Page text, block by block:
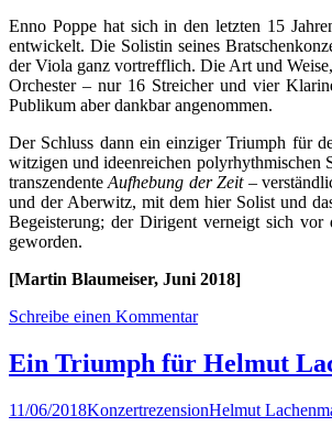
Enno Poppe hat sich in den letzten 15
entwickelt. Die Solistin seines
der Viola ganz vortrefflich. Die Art und
Orchester – nur 16 Streicher und vier
Publikum aber dankbar angenommen.
Der Schluss dann ein einziger Triumph für
witzigen und ideenreichen polyrhythmischen
transzendenteAufhebung der Zeit –
und der Aberwitz, mit dem hier Solist und
Begeisterung; der Dirigent verneigt sich
geworden.
[Martin Blaumeiser, Juni 2018]
Schreibe einen Kommentar
Ein Triumph für Helmut
11/06/2018KonzertrezensionHelmut